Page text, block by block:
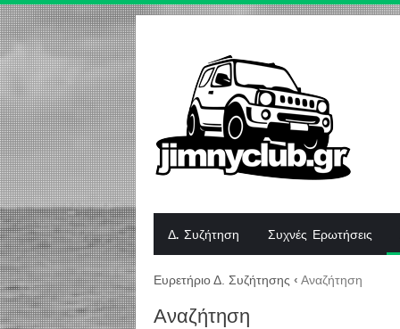
Δ. Συζήτηση Συχνές Ερωτήσεις
Ευρετήριο Δ. Συζήτησης ‹ Αναζήτηση
Αναζήτηση